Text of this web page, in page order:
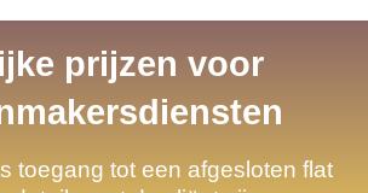
prijzen voor
toegang tot een afgesloten flat